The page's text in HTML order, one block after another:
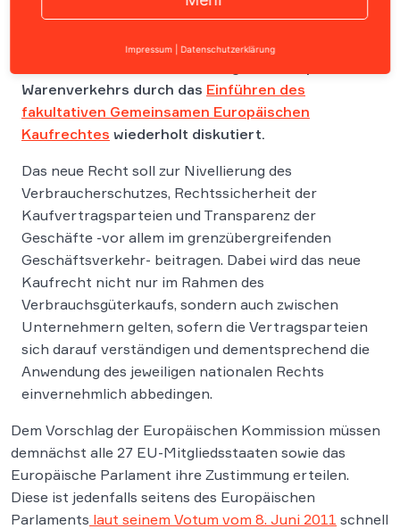
Am 11. Oktober 2011 hat die Europäische
Warenverkehrs durch das Einführen des
fakultativen Gemeinsamen Europäischen
Kaufrechtes wiederholt diskutiert.
Das neue Recht soll zur Nivellierung des
Verbraucherschutzes, Rechtssicherheit der
Kaufvertragsparteien und Transparenz der
Geschäfte -vor allem im grenzübergreifenden
Geschäftsverkehr- beitragen. Dabei wird das neue
Kaufrecht nicht nur im Rahmen des
Verbrauchsgüterkaufs, sondern auch zwischen
Unternehmern gelten, sofern die Vertragsparteien
sich darauf verständigen und dementsprechend die
Anwendung des jeweiligen nationalen Rechts
einvernehmlich abbedingen.
Dem Vorschlag der Europäischen Kommission müssen
demnächst alle 27 EU-Mitgliedsstaaten sowie das
Europäische Parlament ihre Zustimmung erteilen.
Diese ist jedenfalls seitens des Europäischen
Parlaments laut seinem Votum vom 8. Juni 2011 schnell
Impressum Datenschutzerklärung